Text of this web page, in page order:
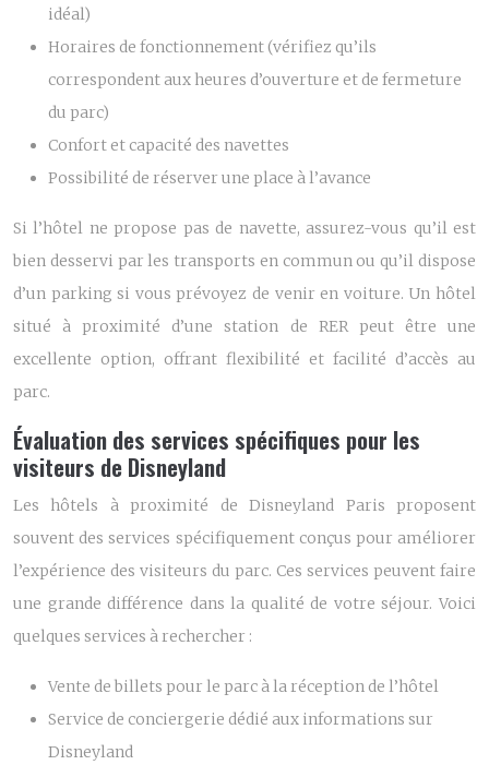
idéal)
Horaires de fonctionnement (vérifiez qu’ils
correspondent aux heures d’ouverture et de fermeture
du parc)
Confort et capacité des navettes
Possibilité de réserver une place à l’avance
Si l’hôtel ne propose pas de navette, assurez-vous qu’il est
bien desservi par les transports en commun ou qu’il dispose
d’un parking si vous prévoyez de venir en voiture. Un hôtel
situé à proximité d’une station de RER peut être une
excellente option, offrant flexibilité et facilité d’accès au
parc.
Évaluation des services spécifiques pour les
visiteurs de Disneyland
Les hôtels à proximité de Disneyland Paris proposent
souvent des services spécifiquement conçus pour améliorer
l’expérience des visiteurs du parc. Ces services peuvent faire
une grande différence dans la qualité de votre séjour. Voici
quelques services à rechercher :
Vente de billets pour le parc à la réception de l’hôtel
Service de conciergerie dédié aux informations sur
Disneyland